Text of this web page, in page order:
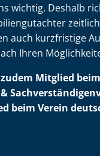
wichtig. Deshalb
auch kurzfristige
Ihren
Mitglied
beim Verein